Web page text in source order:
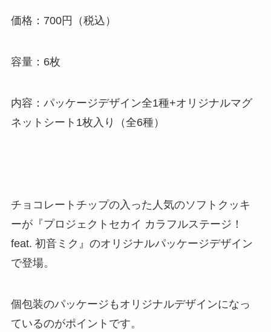
価格：700円（税込）
容量：6枚
内容：パッケージデザイン全1種+オリジナルマグ
ネットシート1枚入り（全6種）
チョコレートチップの入った人気のソフトクッキ
ーが『プロジェクトセカイ カラフルステージ！
feat. 初音ミク』のオリジナルパッケージデザイン
で登場。
個包装のパッケージもオリジナルデザインになっ
ているのがポイントです。